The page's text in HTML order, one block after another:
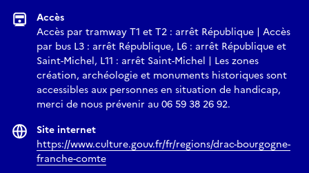
Accès
Accès par tramway T1 et T2 : arrêt République | Accès
par bus L3 : arrêt République, L6 : arrêt République et
Saint-Michel, L11 : arrêt Saint-Michel | Les zones
création, archéologie et monuments historiques sont
accessibles aux personnes en situation de handicap,
merci de nous prévenir au 06 59 38 26 92.
Site internet
https://www.culture.gouv.fr/fr/regions/drac-bourgogne-
franche-comte